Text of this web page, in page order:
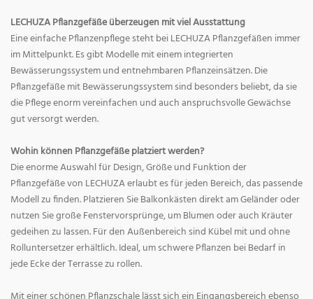
LECHUZA Pflanzgefäße überzeugen mit viel Ausstattung
Eine einfache Pflanzenpflege steht bei LECHUZA Pflanzgefäßen immer
im Mittelpunkt. Es gibt Modelle mit einem integrierten
Bewässerungssystem und entnehmbaren Pflanzeinsätzen. Die
Pflanzgefäße mit Bewässerungssystem sind besonders beliebt, da sie
die Pflege enorm vereinfachen und auch anspruchsvolle Gewächse
gut versorgt werden.
Wohin können Pflanzgefäße platziert werden?
Die enorme Auswahl für Design, Größe und Funktion der
Pflanzgefäße von LECHUZA erlaubt es für jeden Bereich, das passende
Modell zu finden. Platzieren Sie Balkonkästen direkt am Geländer oder
nutzen Sie große Fenstervorsprünge, um Blumen oder auch Kräuter
gedeihen zu lassen. Für den Außenbereich sind Kübel mit und ohne
Rolluntersetzer erhältlich. Ideal, um schwere Pflanzen bei Bedarf in
jede Ecke der Terrasse zu rollen.